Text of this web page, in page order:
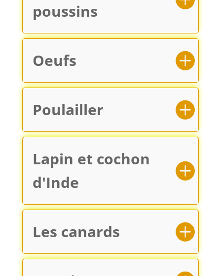
poussins
Oeufs
Poulailler
Lapin et cochon
d'Inde
Les canards